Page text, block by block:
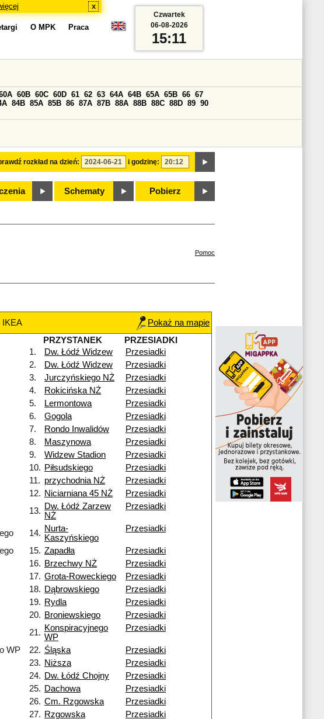
x
O MPK Praca
rozkład na dzień: i godzinę:
60B 60C 60D 61 62 63 64A 64B 65A 65B 66 67
84B 85A 85B 86 87A 87B 88A 88B 88C 88D 89 90
Schematy Pobierz
Czwartek
06-08-2026
15:11
Pomoc
IKEA
Pokaż na mapie
PRZYSTANEK
PRZESIADKI
1.
Dw. Łódź Widzew
Przesiadki
2. Dw. Łódź Widzew
Przesiadki
3. Jurczyńskiego NŻ
Przesiadki
4. Rokicińska NŻ
Przesiadki
5. Lermontowa
Przesiadki
6. Gogola
Przesiadki
7. Rondo Inwalidów
Przesiadki
8. Maszynowa
Przesiadki
9. Widzew Stadion
Przesiadki
10. Piłsudskiego
Przesiadki
11. przychodnia NŻ
Przesiadki
12. Niciarniana 45 NŻ
Przesiadki
13. Dw. Łódź Zarzew
NŻ
Przesiadki
14. Nurta-
Kaszyńskiego
Przesiadki
15. Zapadła
Przesiadki
16. Brzechwy NŻ
Przesiadki
17. Grota-Roweckiego
Przesiadki
18. Dąbrowskiego
Przesiadki
19. Rydla
Przesiadki
20. Broniewskiego
Przesiadki
21. Konspiracyjnego
WP
Przesiadki
WP 22. Śląska
Przesiadki
23. Niższa
Przesiadki
24. Dw. Łódź Chojny
Przesiadki
25. Dachowa
Przesiadki
26. Cm. Rzgowska
Przesiadki
27. Rzgowska
Przesiadki